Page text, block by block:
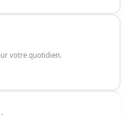
votre quotidien.